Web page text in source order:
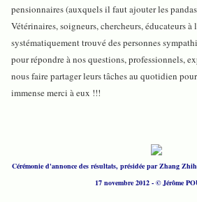
pensionnaires (auxquels il faut ajouter les
Vétérinaires, soigneurs, chercheurs, éducateurs
systématiquement trouvé des personnes
pour répondre à nos questions, professionnels,
nous faire partager leurs tâches au quotidien
immense merci à eux !!!
Cérémonie d'annonce des résultats, présidée par Zhang
17 novembre 2012 - © Jérôme